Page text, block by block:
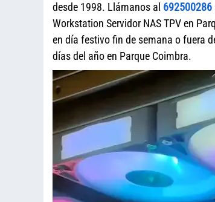
desde 1998. Llámanos al 692500286
Workstation Servidor NAS TPV en
en día festivo fin de semana o fuera
días del año en Parque Coimbra.